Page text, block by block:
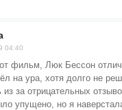
04:40
фильм, Люк Бессон
на ура, хотя долго не
из за отрицательных
упущено, но я